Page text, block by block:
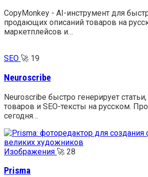
CopyMonkey - AI-инструмент для
продающих описаний товаров на
маркетплейсов и…
SEO 🚀 19
Neuroscribe
Neuroscribe быстро генерирует
товаров и SEO-тексты на русском.
сегодня…
Изображения 🚀 28
Prisma